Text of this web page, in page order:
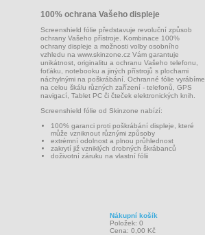
100% ochrana Vašeho displeje
Screenshield fólie představuje revoluční způsob
ochrany Vašeho přístroje. Kombinace 100%
ochrany displeje a možnosti volby osobního
vzhledu na www.skinzone.cz Vám garantuje
unikátnost, originalitu a ochranu Vašeho telefonu,
foťáku, notebooku a jiných přístrojů s plochami
náchylnými na poškrábání. Ochranné fólie vyrábíme
na celou škálu různých zařízení - telefonů, GPS
navigací, Tablet PC či čteček elektronických knih.
Screenshield fólie od Skinzone nabízí:
100% garanci proti poškrábání displeje, které
může vzniknout různými způsoby
extrémní odolnost a plnou průhlednost
zakrytí již vzniklých drobných škrábanců
doživotní záruku na vlastní fólii
Nákupní košík
Položek: 0
Cena: 0,00 Kč